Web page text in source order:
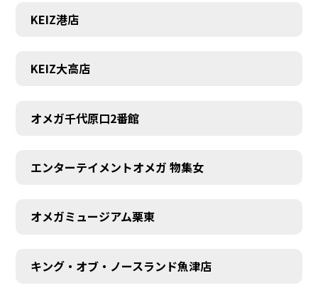
KEIZ港店
KEIZ大高店
オメガ千代原口2番館
エンターテイメントオメガ 物集女
オメガミュージアム栗東
キング・オブ・ノースランド魚津店